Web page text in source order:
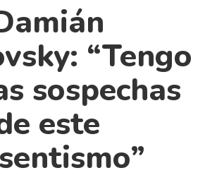
libros
“Tengo
sospechas
este